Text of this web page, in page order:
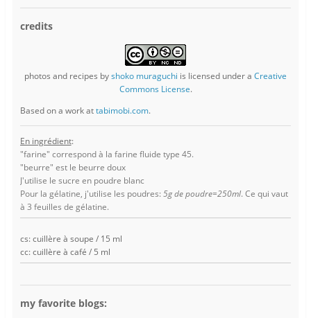
credits
photos and recipes byshoko muraguchi is licensed under a Creative
Commons License.
Based on a work attabimobi.com.
En ingrédient:
"farine" correspond à la farine fluide type 45.
"beurre" est le beurre doux
J'utilise le sucre en poudre blanc
Pour la gélatine, j'utilise les poudres: 5g de poudre=250ml. Ce qui vaut
à 3 feuilles de gélatine.
cs: cuillère à soupe / 15 ml
cc: cuillère à café / 5 ml
my favorite blogs: